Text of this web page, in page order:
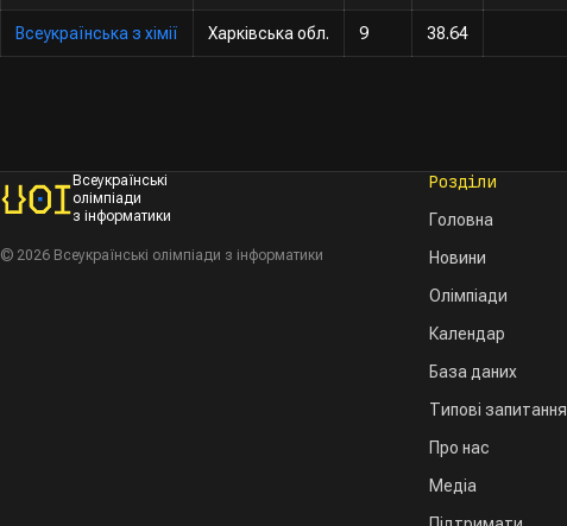
Всеукраїнська з хімії Харківська обл. 9 38.64
Всеукраїнські
олімпіади
з інформатики
© 2026 Всеукраїнські олімпіади з інформатики
Розділи
Головна
Новини
Олімпіади
Календар
База даних
Типові запитання
Про нас
Медіа